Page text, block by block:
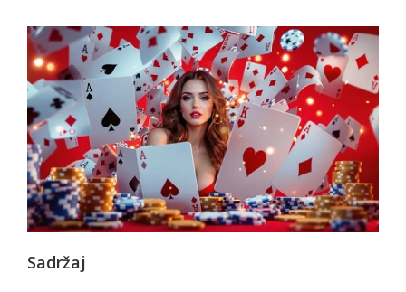
Sadržaj